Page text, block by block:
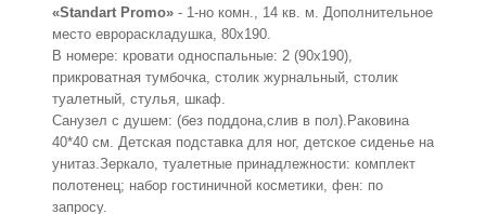
«Standart Promo» - 1-но комн., 14 кв. м. Дополнительное
место еврораскладушка, 80х190.
В номере: кровати односпальные: 2 (90х190),
прикроватная тумбочка, столик журнальный, столик
туалетный, стулья, шкаф.
Санузел с душем: (без поддона,слив в пол).Раковина
40*40 см. Детская подставка для ног, детское сиденье на
унитаз.Зеркало, туалетные принадлежности: комплект
полотенец; набор гостиничной косметики, фен: по
запросу.